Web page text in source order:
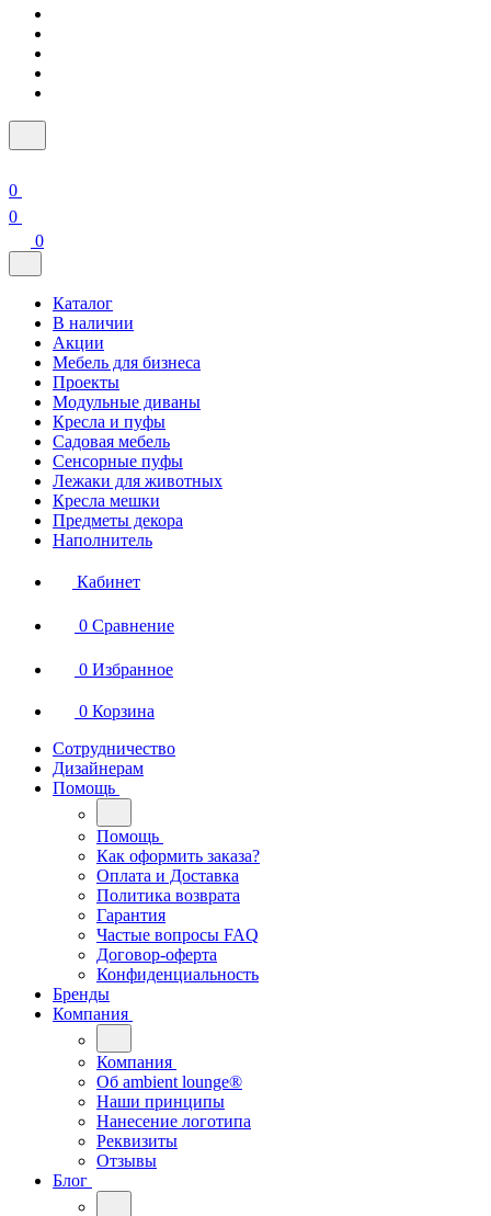
0
0
0
Каталог
В наличии
Акции
Мебель для бизнеса
Проекты
Модульные диваны
Кресла и пуфы
Садовая мебель
Сенсорные пуфы
Лежаки для животных
Кресла мешки
Предметы декора
Наполнитель
Кабинет
0 Сравнение
0 Избранное
0 Корзина
Сотрудничество
Дизайнерам
Помощь
Помощь
Как оформить заказа?
Оплата и Доставка
Политика возврата
Гарантия
Частые вопросы FAQ
Договор-оферта
Конфиденциальность
Бренды
Компания
Компания
Oб ambient lounge®
Наши принципы
Нанесение логотипа
Реквизиты
Отзывы
Блог